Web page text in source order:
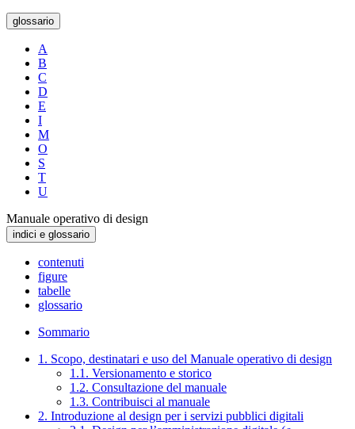
glossario
A
B
C
D
E
I
M
O
S
T
U
Manuale operativo di design
indici e glossario
contenuti
figure
tabelle
glossario
Sommario
1. Scopo, destinatari e uso del Manuale operativo di design
1.1. Versionamento e storico
1.2. Consultazione del manuale
1.3. Contribuisci al manuale
2. Introduzione al design per i servizi pubblici digitali